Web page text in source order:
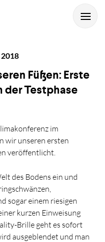
starten.
Füßen: Erste
der Testphase
im
wir unseren ersten
veröffentlicht.
des Bodens ein und
sogar einem riesigen
kurzen Einweisung
Brille geht es sofort
ausgeblendet und man